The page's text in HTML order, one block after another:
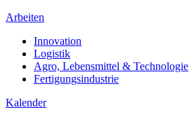
Arbeiten
Innovation
Logistik
Agro, Lebensmittel & Technologie
Fertigungsindustrie
Kalender